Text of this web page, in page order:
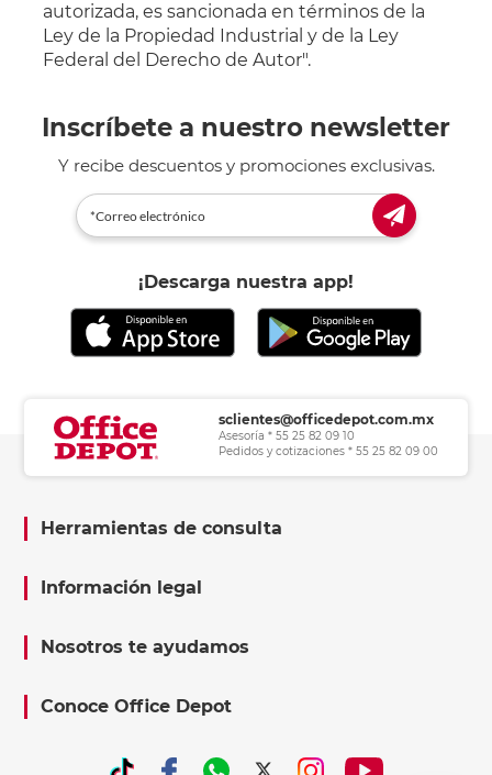
autorizada, es sancionada en términos de la
Ley de la Propiedad Industrial y de la Ley
Federal del Derecho de Autor".
Inscríbete a nuestro newsletter
Y recibe descuentos y promociones exclusivas.
¡Descarga nuestra app!
sclientes@officedepot.com.mx
Asesoría * 55 25 82 09 10
Pedidos y cotizaciones * 55 25 82 09 00
Herramientas de consulta
Información legal
Nosotros te ayudamos
Conoce Office Depot